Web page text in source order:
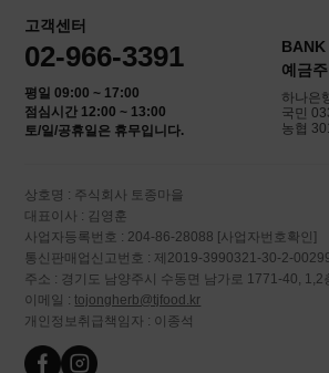
고객센터
02-966-3391
평일 09:00 ~ 17:00
점심시간 12:00 ~ 13:00
토/일/공휴일은 휴무입니다.
BANK
예금
하나은
국민
농협
상호명 : 주식회사 토종마을
대표이사 : 김영훈
사업자등록번호 : 204-86-28088 [사업자번호확인]
통신판매업신고번호 : 제2019-3990321-30-2-
주소 : 경기도 남양주시 수동면 남가로 1771-40, 1,2
이메일 :tojongherb@tjfood.kr
개인정보취급책임자 : 이종석